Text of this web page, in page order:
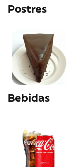
Postres
Bebidas